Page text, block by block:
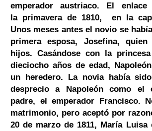
emperador austriaco. El
la primavera de 1810, en la
Unos meses antes el novio se
primera esposa, Josefina,
hijos. Casándose con la princesa
dieciocho años de edad,
un heredero. La noviahabía sido
desprecio a Napoleón como el
padre, el emperador Francisco.
matrimonio, pero aceptó por
20 de marzo de 1811, María Luisa